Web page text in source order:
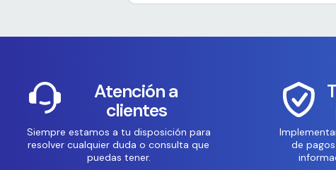
Atención a
clientes
Siempre estamos a tu disposición para
resolver cualquier duda o consulta que
puedas tener.
de